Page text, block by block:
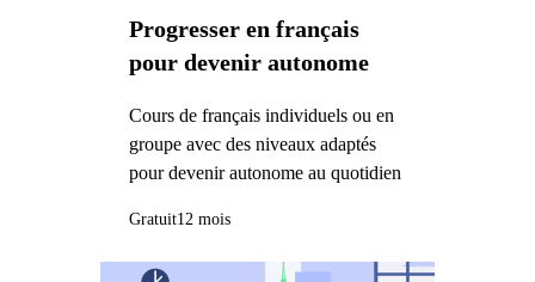
Progresser en français
pour devenir autonome
Cours de français individuels ou en
groupe avec des niveaux adaptés
pour devenir autonome au quotidien
Gratuit12 mois